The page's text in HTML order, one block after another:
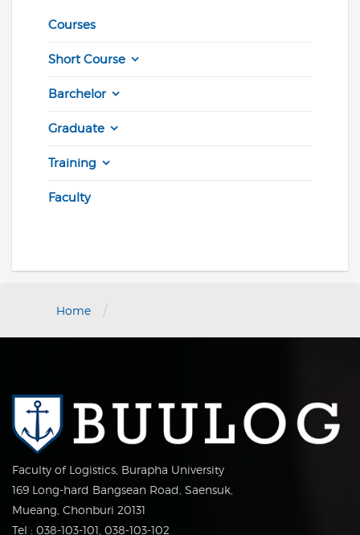
Courses
Short Course
Barchelor
Graduate
Training
Faculty
Home /
Faculty of Logistics, Burapha University
169 Long-hard Bangsean Road, Saensuk,
Mueang, Chonburi 20131
Tel : 038-103-101, 038-103-102